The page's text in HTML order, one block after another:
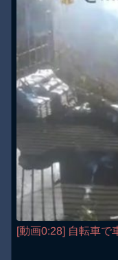
[動画0:28] 自転車で